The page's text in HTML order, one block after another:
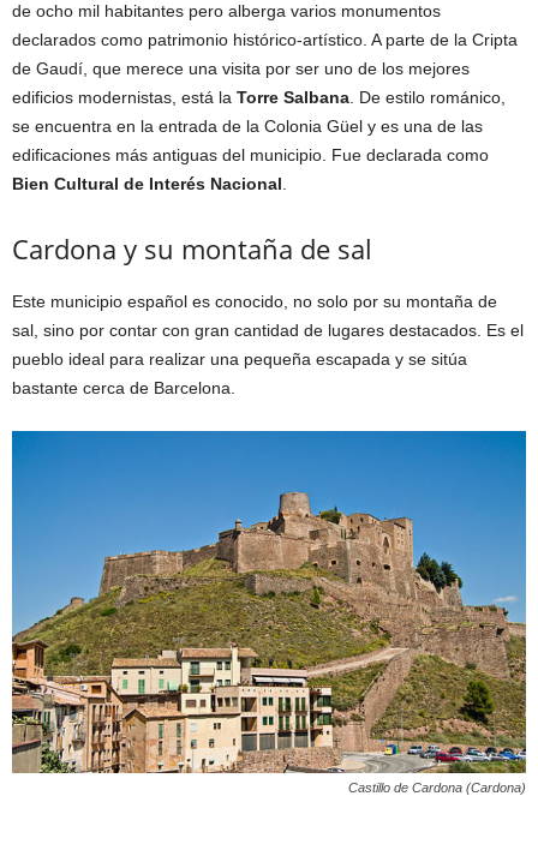
de ocho mil habitantes pero alberga varios monumentos
declarados como patrimonio histórico-artístico. A parte de la Cripta
de Gaudí, que merece una visita por ser uno de los mejores
edificios modernistas, está la Torre Salbana . De estilo románico,
se encuentra en la entrada de la Colonia Güel y es una de las
edificaciones más antiguas del municipio. Fue declarada como
Bien Cultural de Interés Nacional
Cardona y su montaña de sal
Este municipio español es conocido, no solo por su montaña de
sal, sino por contar con gran cantidad de lugares destacados. Es el
pueblo ideal para realizar una pequeña escapada y se sitúa
bastante cerca de Barcelona.
Castillo de Cardona (Cardona)